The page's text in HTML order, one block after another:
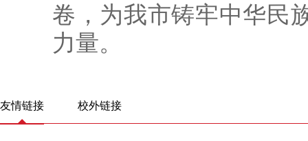
卷，为我市铸牢中华民
力量。
友情链接 校外链接